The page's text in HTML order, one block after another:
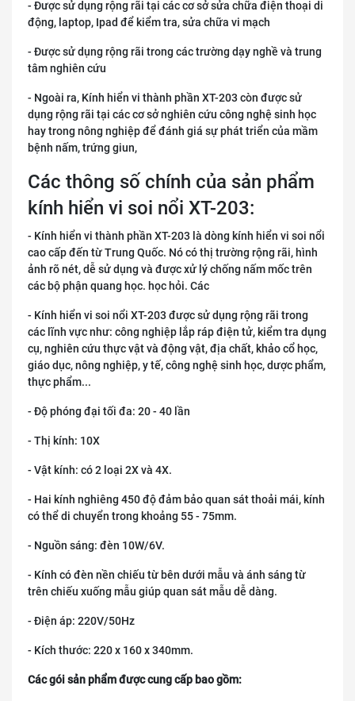
- Được sử dụng rộng rãi tại các cơ sở sửa chữa điện thoại di
động, laptop, Ipad để kiểm tra, sửa chữa vi mạch
- Được sử dụng rộng rãi trong các trường dạy nghề và trung
tâm nghiên cứu
- Ngoài ra, Kính hiển vi thành phần XT-203 còn được sử
dụng rộng rãi tại các cơ sở nghiên cứu công nghệ sinh học
hay trong nông nghiệp để đánh giá sự phát triển của mầm
bệnh nấm, trứng giun,
Các thông số chính của sản phẩm
kính hiển vi soi nổi XT-203:
- Kính hiển vi thành phần XT-203 là dòng kính hiển vi soi nổi
cao cấp đến từ Trung Quốc. Nó có thị trường rộng rãi, hình
ảnh rõ nét, dễ sử dụng và được xử lý chống nấm mốc trên
các bộ phận quang học. học hỏi. Các
- Kính hiển vi soi nổi XT-203 được sử dụng rộng rãi trong
các lĩnh vực như: công nghiệp lắp ráp điện tử, kiểm tra dụng
cụ, nghiên cứu thực vật và động vật, địa chất, khảo cổ học,
giáo dục, nông nghiệp, y tế, công nghệ sinh học, dược phẩm,
thực phẩm...
- Độ phóng đại tối đa: 20 - 40 lần
- Thị kính: 10X
- Vật kính: có 2 loại 2X và 4X.
- Hai kính nghiêng 450 độ đảm bảo quan sát thoải mái, kính
có thể di chuyển trong khoảng 55 - 75mm.
- Nguồn sáng: đèn 10W/6V.
- Kính có đèn nền chiếu từ bên dưới mẫu và ánh sáng từ
trên chiếu xuống mẫu giúp quan sát mẫu dễ dàng.
- Điện áp: 220V/50Hz
- Kích thước: 220 x 160 x 340mm.
Các gói sản phẩm được cung cấp bao gồm: